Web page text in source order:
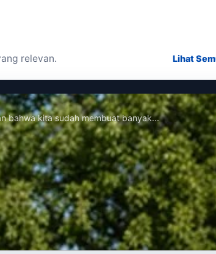
relevan. Lihat
bahwa kita sudah membuat banyak...